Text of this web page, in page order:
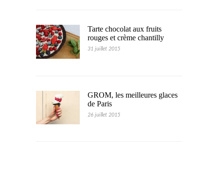
Tarte chocolat aux fruits
rouges et crème chantilly
31 juillet 2015
GROM, les meilleures glaces
de Paris
26 juillet 2015